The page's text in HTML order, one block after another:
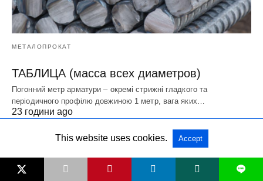
МЕТАЛОПРОКАТ
ТАБЛИЦА (масса всех диаметров)
Погонний метр арматури – окремі стрижні гладкого та
періодичного профілю довжиною 1 метр, вага яких…
23 години ago
L
This website uses cookies. Accept